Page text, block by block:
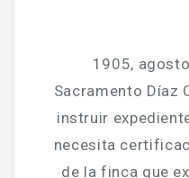
1905,
Sacramento Díaz
instruir
necesita
de la finca que